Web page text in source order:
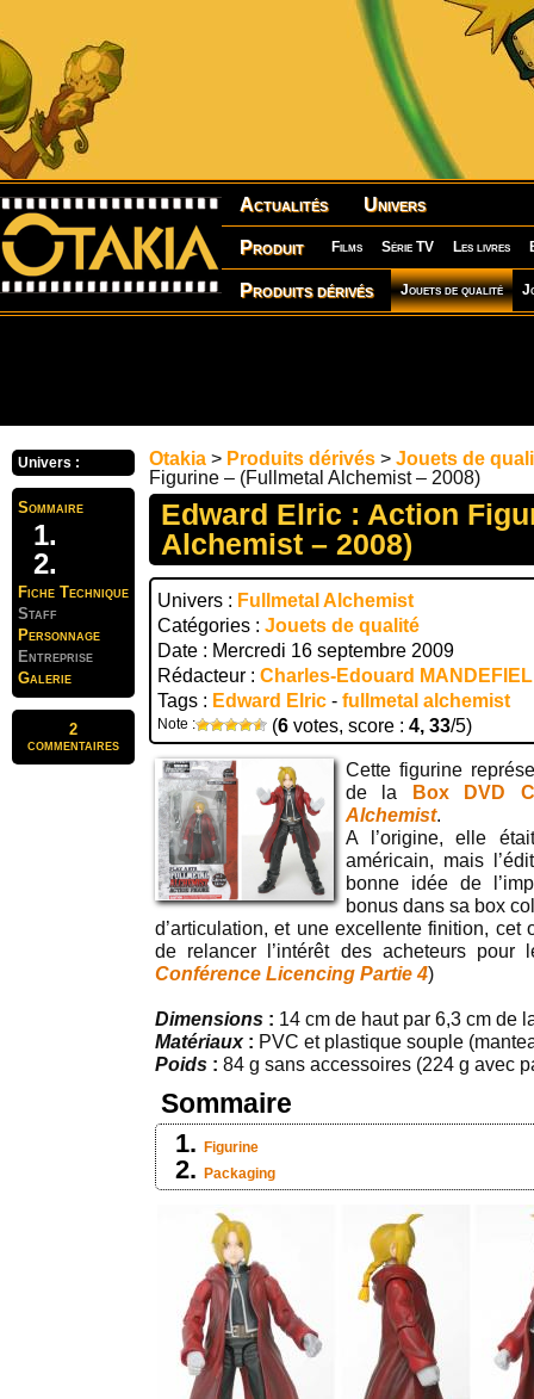
Actualités Univers
Produit Films Série TV Les livres
Produits dérivés Jouets de qualité
Univers :
Sommaire
Fiche Technique
Staff
Personnage
Entreprise
Galerie
2
commentaires
Otakia > Produits dérivés > Jouets de
Figurine – (Fullmetal Alchemist – 2008)
Edward Elric : Action
Alchemist – 2008)
Univers : Fullmetal Alchemist
Catégories : Jouets de qualité
Date : Mercredi 16 septembre 2009
Rédacteur : Charles-Edouard
Tags : Edward Elric - fullmetal alchemist
Note : (6 votes, score : 4, 33/5)
Cette figurine
de la
Box DVD
Alchemist.
A l’origine, elle
américain, mais
bonne idée de
bonus dans sa box
d’articulation, et une excellente finition, cet
de relancer l’intérêt des acheteurs pour
Conférence Licencing Partie 4)
Dimensions : 14 cm de haut par 6,3 cm de
Matériaux: PVC et plastique souple
Poids : 84 g sans accessoires (224 g avec
Sommaire
Figurine
Packaging